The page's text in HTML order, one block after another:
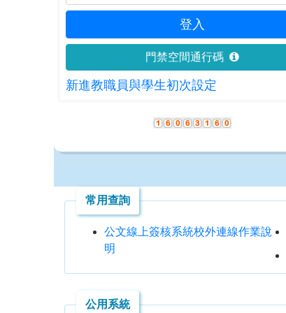
門禁空間通行碼
新進教職員與學生初次設定
常用查詢
公文線上簽核系統校外連線作業說
明
公用系統